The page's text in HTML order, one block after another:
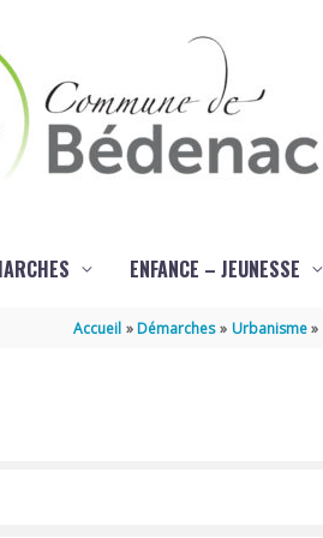
ENFANCE – JEUNESSE
Accueil Démarches Urbanisme